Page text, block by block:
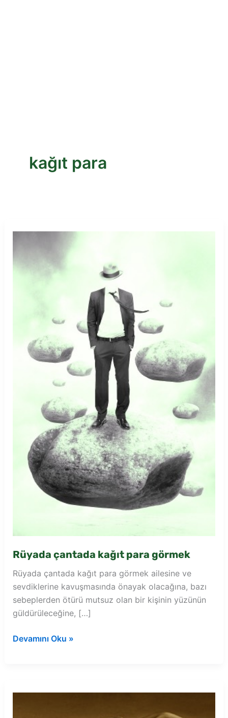
kağıt para
Rüyada çantada kağıt para görmek
Rüyada çantada kağıt para görmek ailesine ve
sevdiklerine kavuşmasında önayak olacağına, bazı
sebeplerden ötürü mutsuz olan bir kişinin yüzünün
güldürüleceğine, […]
Rüyada
görmek
Devamını Oku »